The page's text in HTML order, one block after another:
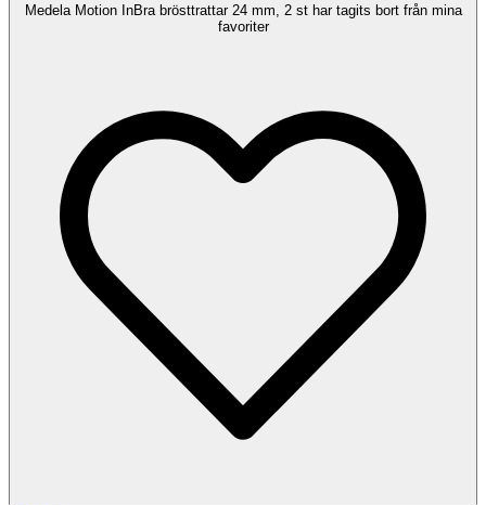
Medela Motion InBra brösttrattar 24 mm, 2 st har tagits bort från mina
favoriter